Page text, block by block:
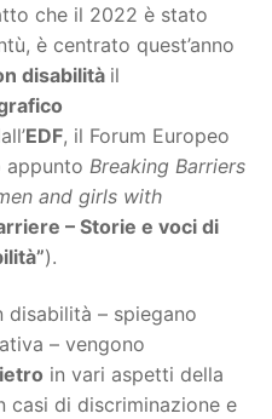
che il 2022 è stato
è centrato quest’anno
disabilità il
EDF, il Forum Europeo
appunto Breaking Barriers
and girls with
– Storie e voci di
).
disabilità – spiegano
– vengono
in vari aspetti della
casi di discriminazione e